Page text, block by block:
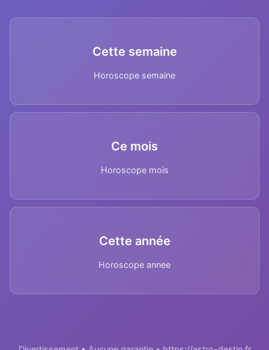
Cette semaine
Horoscope semaine
Ce mois
Horoscope mois
Cette année
Horoscope annee